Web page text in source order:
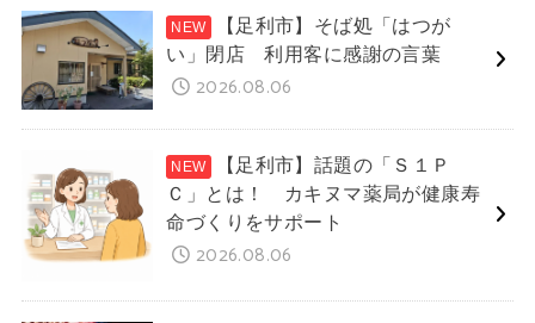
【足利市】そば処「はつが
い」閉店 利用客に感謝の言葉
2026.08.06
【足利市】話題の「Ｓ１Ｐ
Ｃ」とは！ カキヌマ薬局が健康寿
命づくりをサポート
2026.08.06